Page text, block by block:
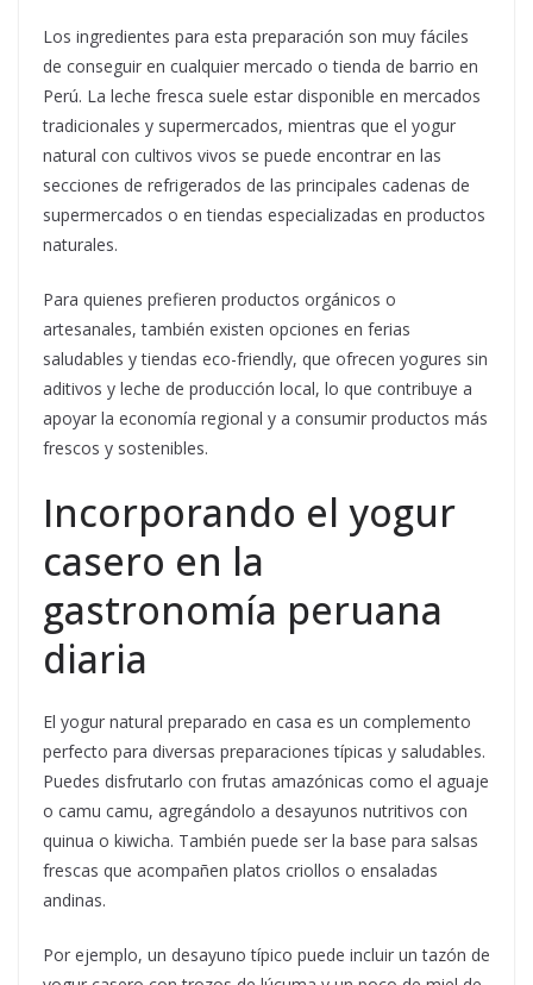
Los ingredientes para esta preparación son muy fáciles
de conseguir en cualquier mercado o tienda de barrio en
Perú. La leche fresca suele estar disponible en mercados
tradicionales y supermercados, mientras que el yogur
natural con cultivos vivos se puede encontrar en las
secciones de refrigerados de las principales cadenas de
supermercados o en tiendas especializadas en productos
naturales.
Para quienes prefieren productos orgánicos o
artesanales, también existen opciones en ferias
saludables y tiendas eco-friendly, que ofrecen yogures sin
aditivos y leche de producción local, lo que contribuye a
apoyar la economía regional y a consumir productos más
frescos y sostenibles.
Incorporando el yogur
casero en la
gastronomía peruana
diaria
El yogur natural preparado en casa es un complemento
perfecto para diversas preparaciones típicas y saludables.
Puedes disfrutarlo con frutas amazónicas como el aguaje
o camu camu, agregándolo a desayunos nutritivos con
quinua o kiwicha. También puede ser la base para salsas
frescas que acompañen platos criollos o ensaladas
andinas.
Por ejemplo, un desayuno típico puede incluir un tazón de